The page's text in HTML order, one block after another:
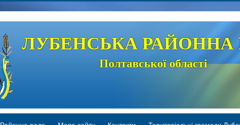
ЛУБЕНСЬКА РАЙОННА
Полтавської області